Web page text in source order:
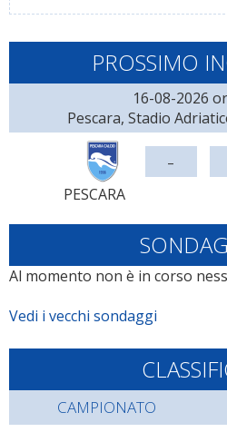
PROSSIMO
16-08-2026
Pescara, Stadio
PESCARA
-
Al momento non è in corso
Vedi i vecchi sondaggi
CAMPIONATO